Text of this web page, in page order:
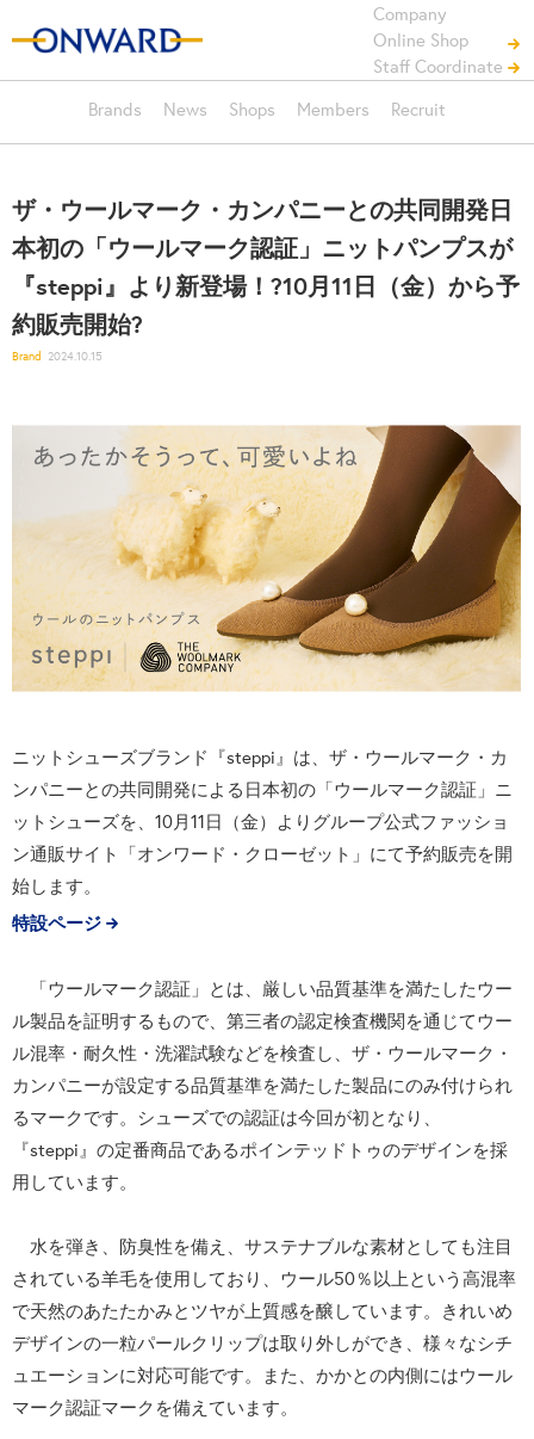
Company
Online Shop
Staff Coordinate
Brands
News Shops Members Recruit
ザ・ウールマーク・カンパニーとの共同開発日
本初の「ウールマーク認証」ニットパンプスが
『steppi』より新登場！?10月11日（金）から予
約販売開始?
Brand 2024.10.15
ニットシューズブランド『steppi』は、ザ・ウールマーク・カ
ンパニーとの共同開発による日本初の「ウールマーク認証」ニ
ットシューズを、10月11日（金）よりグループ公式ファッショ
ン通販サイト「オンワード・クローゼット」にて予約販売を開
始します。
特設ページ
「ウールマーク認証」とは、厳しい品質基準を満たしたウー
ル製品を証明するもので、第三者の認定検査機関を通じてウー
ル混率・耐久性・洗濯試験などを検査し、ザ・ウールマーク・
カンパニーが設定する品質基準を満たした製品にのみ付けられ
るマークです。シューズでの認証は今回が初となり、
『steppi』の定番商品であるポインテッドトゥのデザインを採
用しています。
水を弾き、防臭性を備え、サステナブルな素材としても注目
されている羊毛を使用しており、ウール50％以上という高混率
で天然のあたたかみとツヤが上質感を醸しています。きれいめ
デザインの一粒パールクリップは取り外しができ、様々なシチ
ュエーションに対応可能です。また、かかとの内側にはウール
マーク認証マークを備えています。